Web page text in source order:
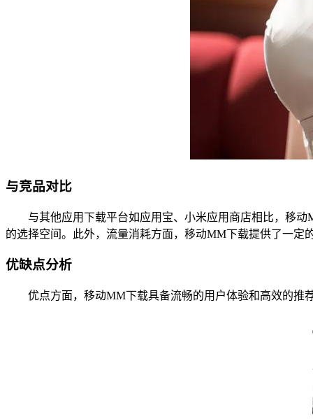
与竞品对比
与其他应用下载平台如应用宝、小米应用商店相比，移动
的选择空间。此外，流量消耗方面，移动MM下载提供了一
优缺点分析
优点方面，移动MM下载具备流畅的用户体验和高效的推